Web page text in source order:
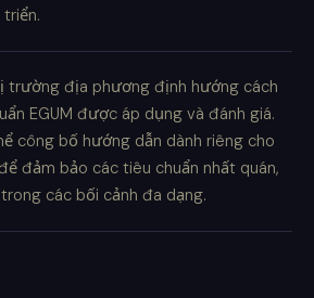
trường địa phương định hướng cách
EGUM được áp dụng và đánh giá.
công bố hướng dẫn dành riêng cho
đảm bảo các tiêu chuẩn nhất quán,
các bối cảnh đa dạng.